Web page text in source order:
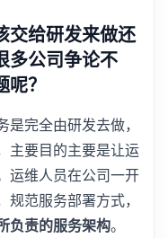
交给研发来做还
多公司争论不
？
完全由研发去做，
主要目的主要是让运
运维人员在公司一开
范服务部署方式，
负责的服务架构。